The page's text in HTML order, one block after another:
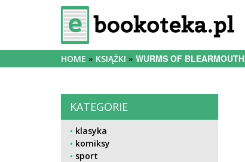
HOME KSIĄŻKI WURMS OF BLEARMOUTH
KATEGORIE
klasyka
komiksy
sport